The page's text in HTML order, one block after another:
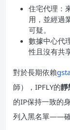
住宅代理：
用，並經過
可疑。
數據中心代
性且沒有共
對於長期依賴
師），IPFLY的靜
的IP保持一致的
列入黑名單——確